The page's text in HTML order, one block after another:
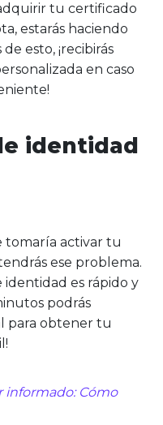
tu certificado
estarás haciendo
esto, ¡recibirás
en caso
identidad
tomaría activar tu
ese problema.
identidad es rápido y
podrás
para obtener tu
informado: Cómo